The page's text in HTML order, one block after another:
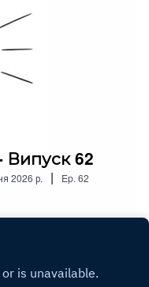
Випуск 62
2026 р. | Ep. 62